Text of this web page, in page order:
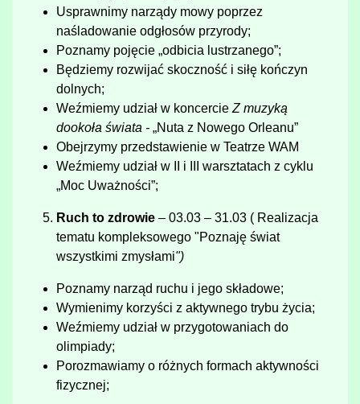
Usprawnimy narządy mowy poprzez
naśladowanie odgłosów przyrody;
Poznamy pojęcie „odbicia lustrzanego”;
Będziemy rozwijać skoczność i siłę kończyn
dolnych;
Weźmiemy udział w koncercie Z muzyką
dookoła świata - „Nuta z Nowego Orleanu”
Obejrzymy przedstawienie w Teatrze WAM
Weźmiemy udział w II i III warsztatach z cyklu
„Moc Uważności”;
Ruch to zdrowie – 03.03 – 31.03 ( Realizacja
tematu kompleksowego "Poznaję świat
wszystkimi zmysłami")
Poznamy narząd ruchu i jego składowe;
Wymienimy korzyści z aktywnego trybu życia;
Weźmiemy udział w przygotowaniach do
olimpiady;
Porozmawiamy o różnych formach aktywności
fizycznej;